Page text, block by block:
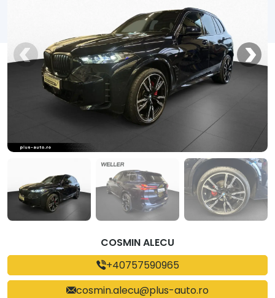
Despre Noi
Contact
COSMIN ALECU
+40757590965
cosmin.alecu@plus-auto.ro